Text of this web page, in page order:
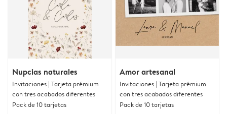
Nupcias naturales
Invitaciones | Tarjeta prémium
con tres acabados diferentes
Pack de 10 tarjetas
Amor artesanal
Invitaciones | Tarjeta prémium
con tres acabados diferentes
Pack de 10 tarjetas